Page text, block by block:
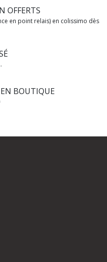
OFFERTS
en point relais) en colissimo dès
BOUTIQUE